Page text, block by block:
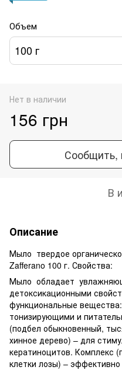
Объем
100 г
Нет в наличии
156 грн
Сообщить,
В
Описание
Мыло твердое
Zafferano 100 г. Свойства:
Мыло обладает
детоксикационными
функциональные
тонизирующими и
(подбел обыкновенный,
хинное дерево) – для
кератиноцитов. Комплекс
клетки лозы) –